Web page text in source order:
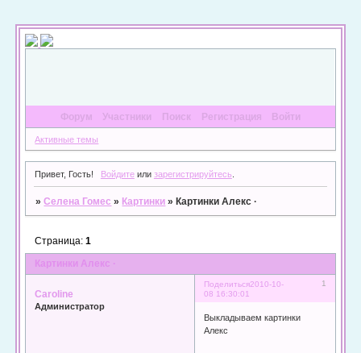
Форум Участники Поиск Регистрация Войти
Активные темы
Привет, Гость! Войдитеили зарегистрируйтесь
»Селена Гомес » Картинки » Картинки Алекс ·
Картинки Алекс ·
Страница:1
Поделиться 1
2010-10-
08 16:30:01
Caroline
Администратор
Выкладываем картинки
Алекс